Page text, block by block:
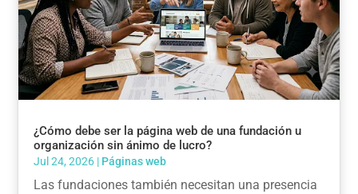
¿Cómo debe ser la página web de una fundación u
organización sin ánimo de lucro?
Jul 24, 2026 | Páginas web
Las fundaciones también necesitan una presencia